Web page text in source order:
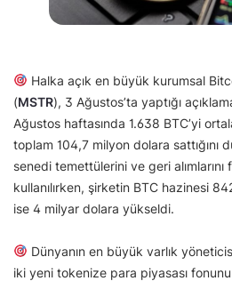
Halka açık en büyük kurumsal
(MSTR), 3 Ağustos’ta yaptığı
Ağustos haftasında 1.638 BTC’yi
toplam 104,7 milyon dolara sattığını
senedi temettülerini ve geri
kullanılırken, şirketin BTC hazinesi
ise 4 milyar dolara yükseldi.
Dünyanın en büyük varlık
iki yeni tokenize para piyasası